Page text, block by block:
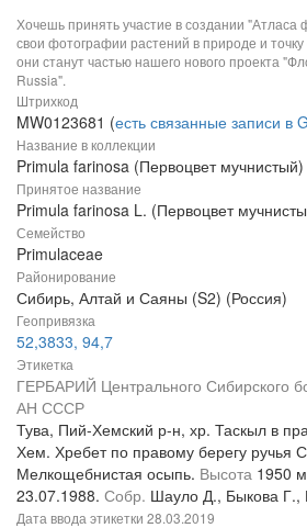
Хочешь принять участие в создании "Атласа
свои фотографии растений в природе и
они станут частью нашего нового проекта
Russia".
Штрихкод
MW0123681 (есть связанные записи в
Название в коллекции
Primula farinosa (Первоцвет мучнистый)
Принятое название
Primula farinosa L. (Первоцвет
Семейство
Primulaceae
Районирование
Сибирь, Алтай и Саяны (S2) (Россия)
Геопривязка
52,3833, 94,7
Этикетка
ГЕРБАРИЙ Центрального Сибирского
АН СССР
Тува, Пий-Хемский р-н, хр. Таскыл в
Хем. Хребет по правому берегу ручья
Мелкощебнистая осыпь. Высота 1950
23.07.1988. Собр. Шауло Д., Быкова Г.,
Дата ввода этикетки 28.03.2019